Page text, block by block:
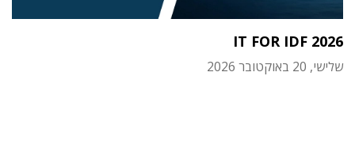
IT FOR IDF 2026
שלישי, 20 באוקטובר 2026